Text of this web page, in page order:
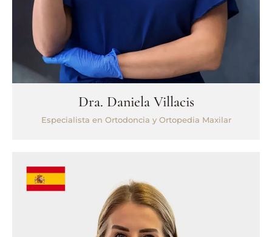
Dra. Daniela Villacis
Especialista en Ortodoncia y Ortopedia Maxilar